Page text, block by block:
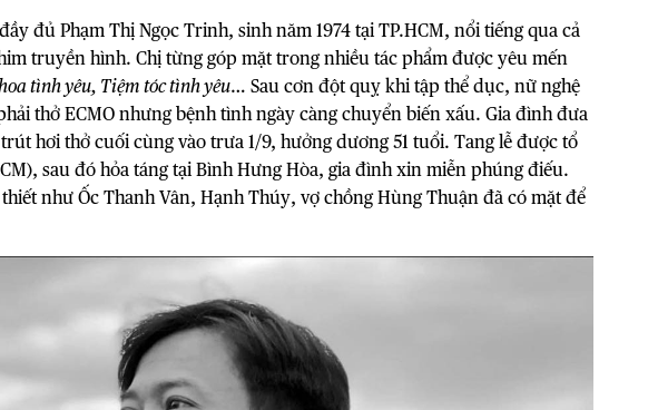
đủ Phạm Thị Ngọc Trinh, sinh năm 1974 tại TP.HCM, nổi tiếng qua cả
truyền hình. Chị từng góp mặt trong nhiều tác phẩm được yêu mến
tình yêu, Tiệm tóc tình yêu… Sau cơn đột quỵ khi tập thể dục, nữ nghệ
thở ECMO nhưng bệnh tình ngày càng chuyển biến xấu. Gia đình đưa
hơi thở cuối cùng vào trưa 1/9, hưởng dương 51 tuổi. Tang lễ được tổ
sau đó hỏa táng tại Bình Hưng Hòa, gia đình xin miễn phúng điếu.
như Ốc Thanh Vân, Hạnh Thúy, vợ chồng Hùng Thuận đã có mặt để